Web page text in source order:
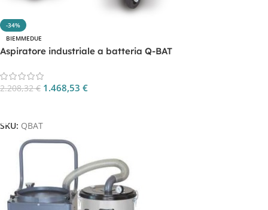
-34%
BIEMMEDUE
Aspiratore industriale a batteria Q-BAT
2.208,32€ 1.468,53 €
SKU: QBAT